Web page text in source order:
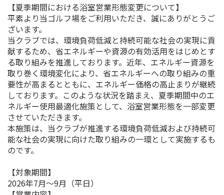
【夏季期間における浴室営業形態変更について】
平素より当ゴルフ場をご利用いただき、誠にありがとうご
ざいます。
当クラブでは、環境負荷低減と持続可能な社会の実現に貢
献するため、省エネルギーや資源の有効活用をはじめとす
る取り組みを推進しております。近年、エネルギー資源を
取り巻く環境変化により、省エネルギーへの取り組みの重
要性が高まるとともに、エネルギー価格の高止まりが継続
しております。このような状況を踏まえ、夏季期間中のエ
ネルギー使用最適化施策として、浴室営業形態を一部変更
させていただきます。
本施策は、当クラブが推進する環境負荷低減および持続可
能な社会の実現に向けた取り組みの一環として実施するも
のです。
【対象期間】
2026年7月〜9月（平日）